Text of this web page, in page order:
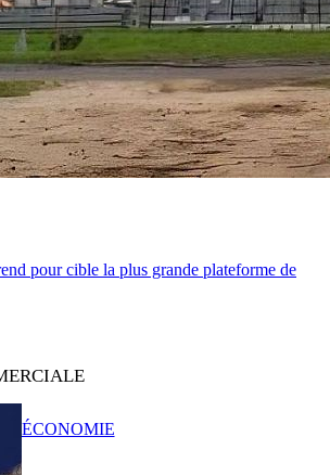
pour cible la plus grande plateforme de
ÉCONOMIE